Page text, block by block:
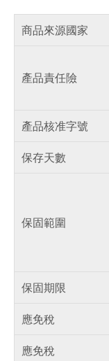
商品來源國家
產品責任險
產品核准字號
保存天數
保固範圍
保固期限
應免稅
應免稅